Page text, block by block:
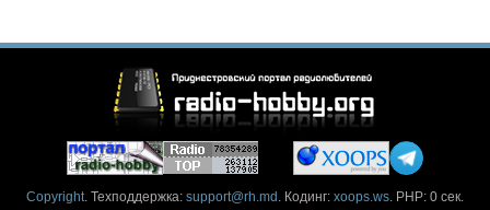
Copyright. Техподдержка: support@rh.md . Кодинг: xoops.ws. PHP: 0 сек.